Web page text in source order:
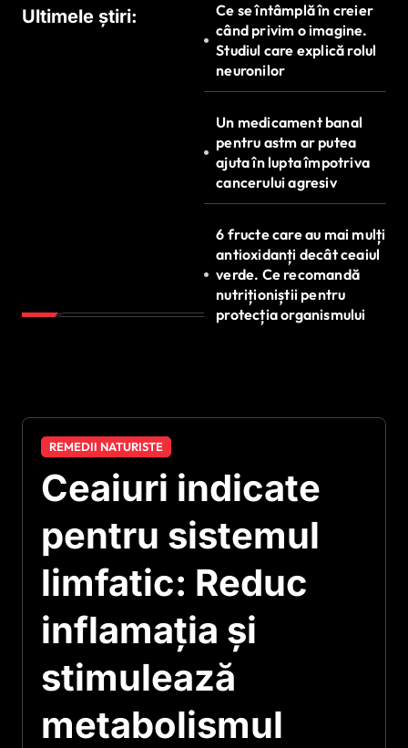
Ultimele știri:
Ce se întâmplă în creier
când privim o imagine.
Studiul care explică rolul
neuronilor
Un medicament banal
pentru astm ar putea
ajuta în lupta împotriva
cancerului agresiv
6 fructe care au mai mulți
antioxidanți decât ceaiul
verde. Ce recomandă
nutriționiștii pentru
protecția organismului
REMEDII NATURISTE
Ceaiuri indicate
pentru sistemul
limfatic: Reduc
inflamația și
stimulează
metabolismul